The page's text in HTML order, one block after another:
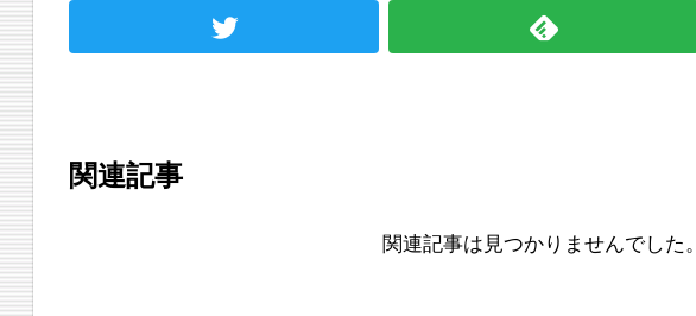
関連記事
関連記事は見つかりませんでした。